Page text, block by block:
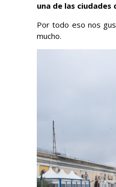
una de las
Por todo eso nos
mucho.